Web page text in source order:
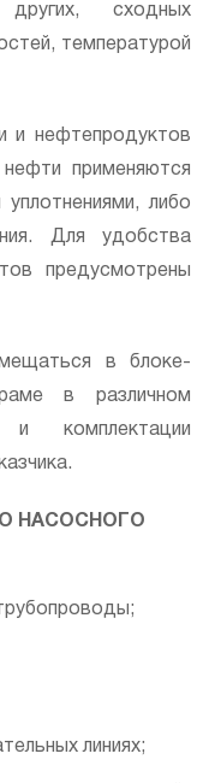
сходных
температурой
и нефтепродуктов
применяются
либо
Для удобства
предусмотрены
в блоке-
в различном
и комплектации
НАСОСНОГО
линиях;